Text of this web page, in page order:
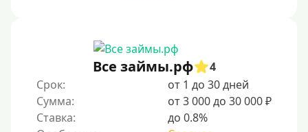
Без электронной почты
С автоматическим одобрением
Все займы.рф
4
Срок:
от 1 до 30 дней
Сумма:
от 3 000 до 30 000 ₽
Ставка:
до 0.8%